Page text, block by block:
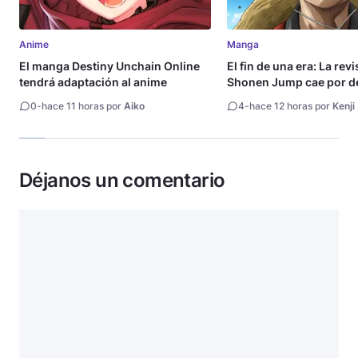
Anime
El manga Destiny Unchain Online
tendrá adaptación al anime
0-hace 11 horas por Aiko
Manga
El fin de una era: La
Shonen Jump cae por
4-hace 12 horas por Kenji
Déjanos un comentario